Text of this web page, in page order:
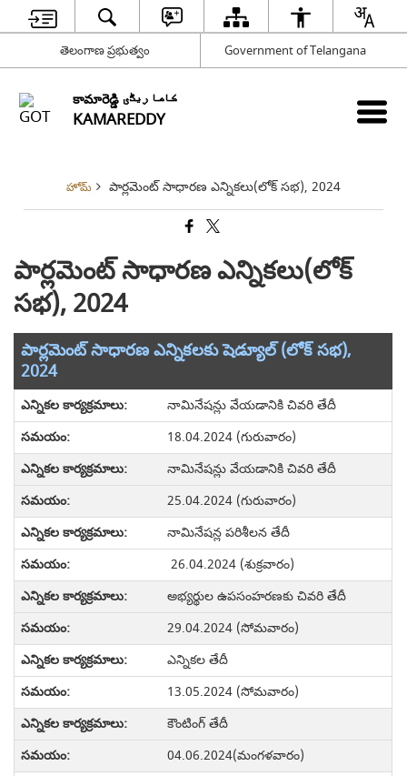
తెలంగాణ ప్రభుత్వం Government of Telangana
కామారెడ్డి کاما ریڈّی
KAMAREDDY
హోమ్ పార్లమెంట్ సాధారణ ఎన్నికలు(లోక్ సభ), 2024
పార్లమెంట్ సాధారణ ఎన్నికలు(లోక్
సభ), 2024
పార్లమెంట్ సాధారణ ఎన్నికలకు షెడ్యూల్ (లోక్ సభ),
2024
నామినేషన్లు వేయడానికి చివరి తేదీ
18.04.2024 (గురువారం)
నామినేషన్లు వేయడానికి చివరి తేదీ
25.04.2024 (గురువారం)
నామినేషన్ల పరిశీలన తేదీ
26.04.2024 (శుక్రవారం)
అభ్యర్థుల ఉపసంహరణకు చివరి తేదీ
29.04.2024 (సోమవారం)
ఎన్నికల తేదీ
13.05.2024 (సోమవారం)
కౌంటింగ్ తేదీ
04.06.2024(మంగళవారం)